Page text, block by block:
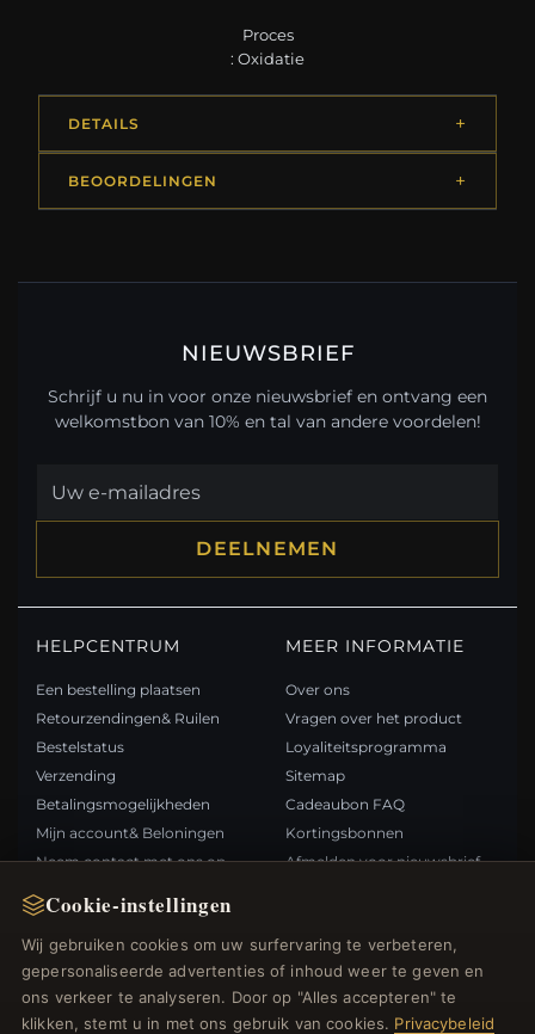
Cookie-instellingen
Wij gebruiken cookies om uw surfervaring te verbeteren,
gepersonaliseerde advertenties of inhoud weer te geven en
ons verkeer te analyseren. Door op "Alles accepteren" te
klikken, stemt u in met ons gebruik van cookies. Privacybeleid
Proces
: Oxidatie
DETAILS
BEOORDELINGEN
NIEUWSBRIEF
Schrijf u nu in voor onze nieuwsbrief en ontvang een
welkomstbon van 10% en tal van andere voordelen!
DEELNEMEN
HELPCENTRUM
Een bestelling plaatsen
Retourzendingen& Ruilen
Bestelstatus
Verzending
Betalingsmogelijkheden
Mijn account& Beloningen
Neem contact met ons op
MEER INFORMATIE
Over ons
Vragen over het product
Loyaliteitsprogramma
Sitemap
Cadeaubon FAQ
Kortingsbonnen
Afmelden voor nieuwsbrief
Nieuwe producten
Specials
BETAALMETHODEN